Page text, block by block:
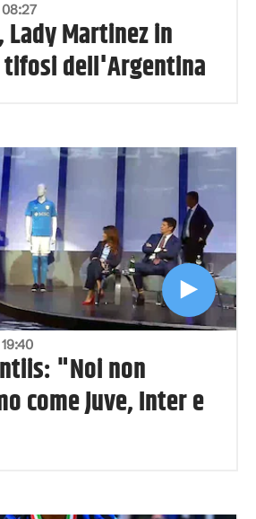
Martinez in
tifosi dell'Argentina
"Noi non
come Juve, Inter e